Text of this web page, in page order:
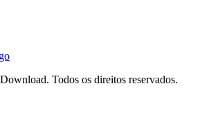
Todos os direitos reservados.